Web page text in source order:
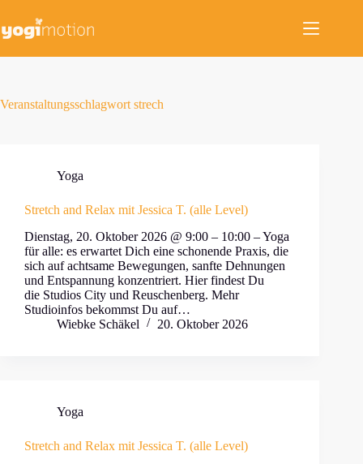
springen
Veranstaltungsschlagwort strech
Yoga
Stretch and Relax mit Jessica T. (alle Level)
Dienstag, 20. Oktober 2026 @ 9:00 – 10:00 – Yoga
für alle: es erwartet Dich eine schonende Praxis, die
sich auf achtsame Bewegungen, sanfte Dehnungen
und Entspannung konzentriert. Hier findest Du
die Studios City und Reuschenberg. Mehr
Studioinfos bekommst Du auf…
Wiebke Schäkel
20. Oktober 2026
Yoga
Stretch and Relax mit Jessica T. (alle Level)